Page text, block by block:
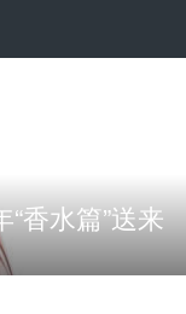
香水篇”送来